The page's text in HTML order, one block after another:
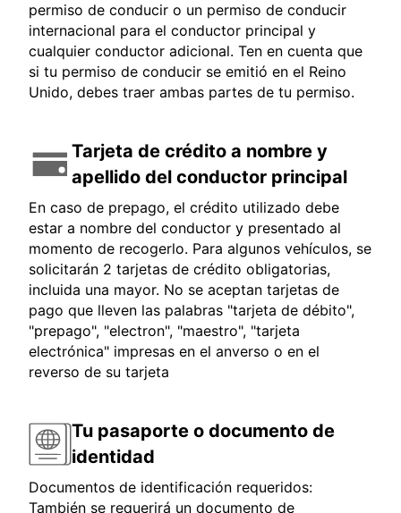
permiso de conducir o un permiso de conducir
internacional para el conductor principal y
cualquier conductor adicional. Ten en cuenta que
si tu permiso de conducir se emitió en el Reino
Unido, debes traer ambas partes de tu permiso.
Tarjeta de crédito a nombre y
apellido del conductor principal
En caso de prepago, el crédito utilizado debe
estar a nombre del conductor y presentado al
momento de recogerlo. Para algunos vehículos, se
solicitarán 2 tarjetas de crédito obligatorias,
incluida una mayor. No se aceptan tarjetas de
pago que lleven las palabras "tarjeta de débito",
"prepago", "electron", "maestro", "tarjeta
electrónica" impresas en el anverso o en el
reverso de su tarjeta
Tu pasaporte o documento de
identidad
Documentos de identificación requeridos:
También se requerirá un documento de